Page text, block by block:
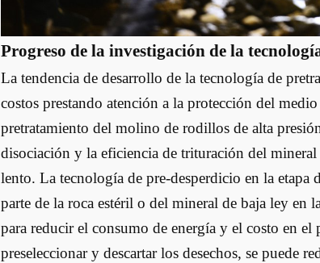
Progreso de la investigación de la
La tendencia de desarrollo de la tecnología de
costos prestando atención a la protección del
pretratamiento del molino de rodillos de alta
disociación y la eficiencia de trituración del
lento. La tecnología de pre-desperdicio en la etapa
parte de la roca estéril o del mineral de baja ley en
para reducir el consumo de energía y el costo en
preseleccionar y descartar los desechos, se puede